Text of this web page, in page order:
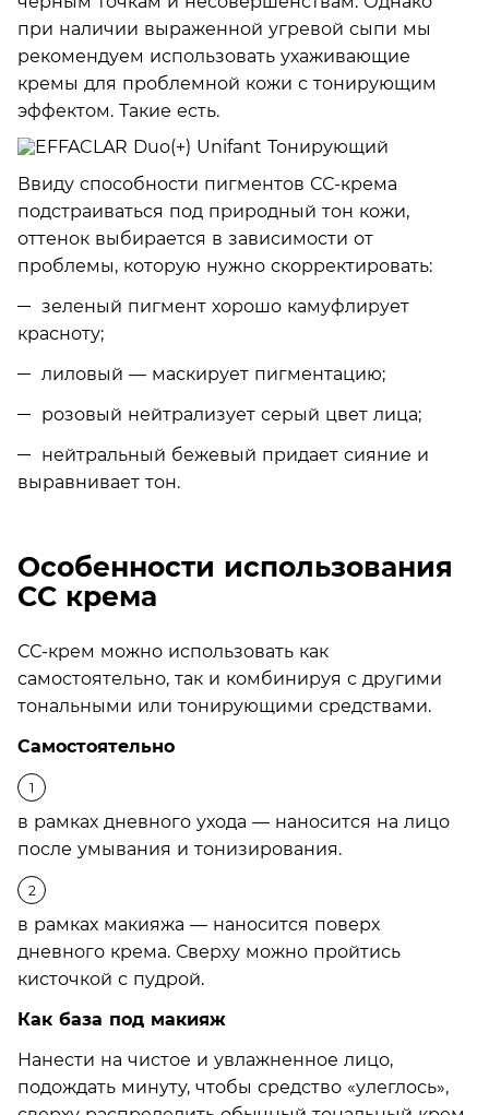
при наличии выраженной угревой сыпи мы
рекомендуем использовать ухаживающие
кремы для проблемной кожи с тонирующим
эффектом. Такие есть.
Ввиду способности пигментов СС-крема
подстраиваться под природный тон кожи,
оттенок выбирается в зависимости от
проблемы, которую нужно скорректировать:
зеленый пигмент хорошо камуфлирует
красноту;
лиловый — маскирует пигментацию;
розовый нейтрализует серый цвет лица;
нейтральный бежевый придает сияние и
выравнивает тон.
Особенности использования
СС крема
СС-крем можно использовать как
самостоятельно, так и комбинируя с другими
тональными или тонирующими средствами.
Самостоятельно
в рамках дневного ухода — наносится на лицо
после умывания и тонизирования.
в рамках макияжа — наносится поверх
дневного крема. Сверху можно пройтись
кисточкой с пудрой.
Как база под макияж
Нанести на чистое и увлажненное лицо,
подождать минуту, чтобы средство «улеглось»,